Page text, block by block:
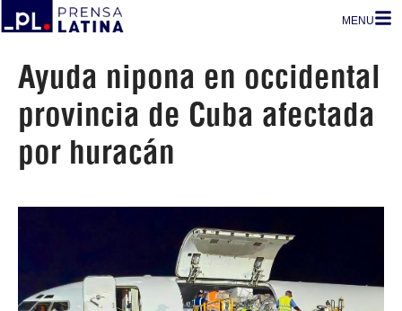
MENU
Ayuda nipona en occidental
provincia de Cuba afectada
por huracán